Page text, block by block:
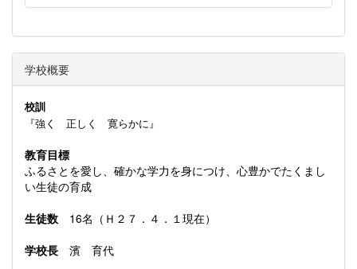
学校概要
校訓
『強く 正しく 寛らかに』
教育目標
ふるさとを愛し、確かな学力を身につけ、心豊かでたくまし
い生徒の育成
生徒数 16名（Ｈ２７．４．１現在）
学校長 濱 育代